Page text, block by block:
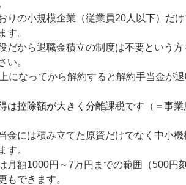
りの小規模企業（従業員20人以下）だけ
す。
だから退職金積立の制度は不要という
い。
になってから解約すると解約手当金が
は控除額が大きく分離課税です（＝事
金には積み立てた原資だけでなく中小
す。
月額1000円～7万円までの範囲（500円
もできます。